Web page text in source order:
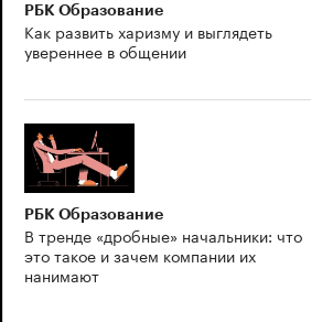
РБК Образование
Как развить харизму и выглядеть
увереннее в общении
РБК Образование
В тренде «дробные» начальники: что
это такое и зачем компании их
нанимают